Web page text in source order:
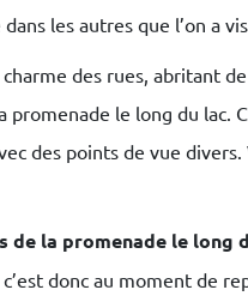
les autres que l’on a
des rues, abritant
promenade le long du lac.
des points de vue
de la promenade le long
c’est donc au moment de